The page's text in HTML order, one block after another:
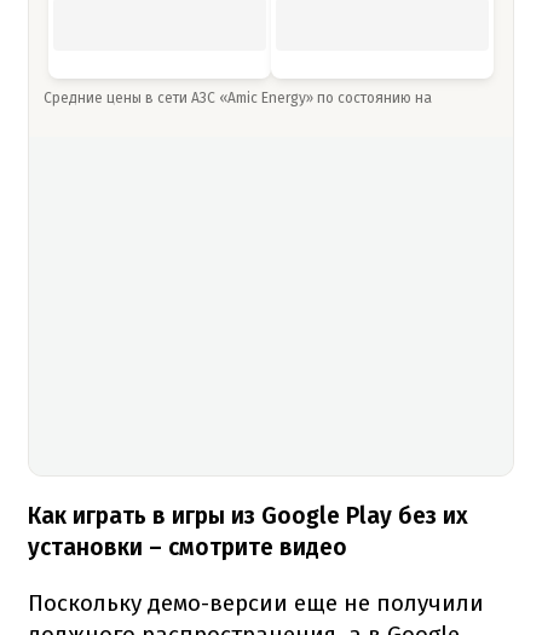
Средние цены в сети АЗС «Amic Energy» по состоянию на
Как играть в игры из Google Play без их
установки – смотрите видео
Поскольку демо-версии еще не получили